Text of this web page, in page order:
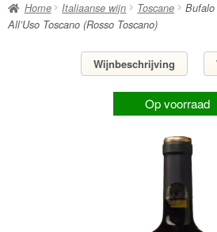
Alle Wijnen
Rode wijn
Witte wijn
Rosé wijn
Bubbels
Porto
Wijnpakketten
Home Italiaanse wijn Toscane
Bufalo
All’Uso Toscano (Rosso Toscano)
Wijnbeschrijving
Op voorraad